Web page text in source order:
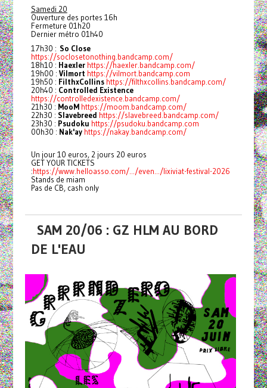
Samedi 20
Ouverture des portes 16h
Fermeture 01h20
Dernier métro 01h40
17h30 : So Close
https://soclosetonothing.bandcamp.com/
18h10 : Haexler https://haexler.bandcamp.com/
19h00 : Vilmort https://vilmort.bandcamp.com
19h50 : FilthxCollins https://filthxcollins.bandcamp.com/
20h40 : Controlled Existence
https://controlledexistence.bandcamp.com/
21h30 : MooM https://moom.bandcamp.com/
22h30 : Slavebreed https://slavebreed.bandcamp.com/
23h30 : Psudoku https://psudoku.bandcamp.com
00h30 : Nak'ay https://nakay.bandcamp.com/
Un jour 10 euros, 2 jours 20 euros
GET YOUR TICKETS
:https://www.helloasso.com/.../even.../lixiviat-festival-2026
Stands de miam
Pas de CB, cash only
SAM 20/06 : GZ HLM AU BORD
DE L'EAU